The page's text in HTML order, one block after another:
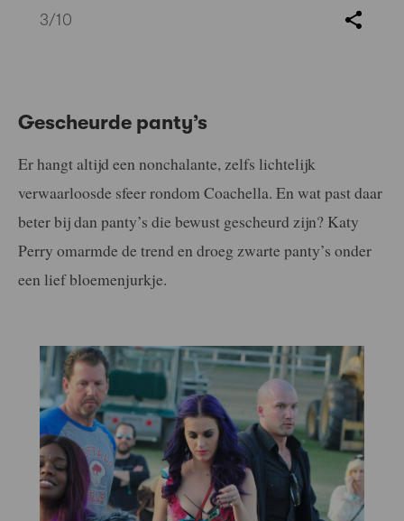
3/10
Gescheurde panty’s
Er hangt altijd een nonchalante, zelfs lichtelijk
verwaarloosde sfeer rondom Coachella. En wat past daar
beter bij dan panty’s die bewust gescheurd zijn? Katy
Perry omarmde de trend en droeg zwarte panty’s onder
een lief bloemenjurkje.